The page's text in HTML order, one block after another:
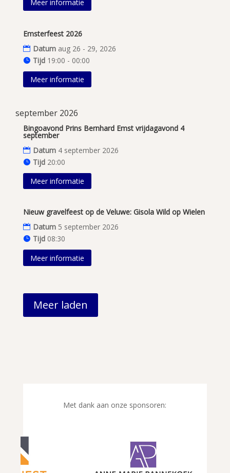
Meer informatie
Emsterfeest 2026
Datum aug 26 - 29, 2026
Tijd 19:00 - 00:00
Meer informatie
september 2026
Bingoavond Prins Bernhard Emst vrijdagavond 4
september
Datum 4 september 2026
Tijd 20:00
Meer informatie
Nieuw gravelfeest op de Veluwe: Gisola Wild op Wielen
Datum 5 september 2026
Tijd 08:30
Meer informatie
Meer laden
Met dank aan onze sponsoren: